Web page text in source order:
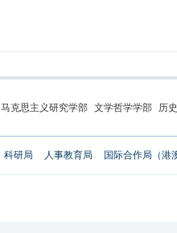
马克思主义研究学部 文学哲学学部 历
科研局 人事教育局 国际合作局（港